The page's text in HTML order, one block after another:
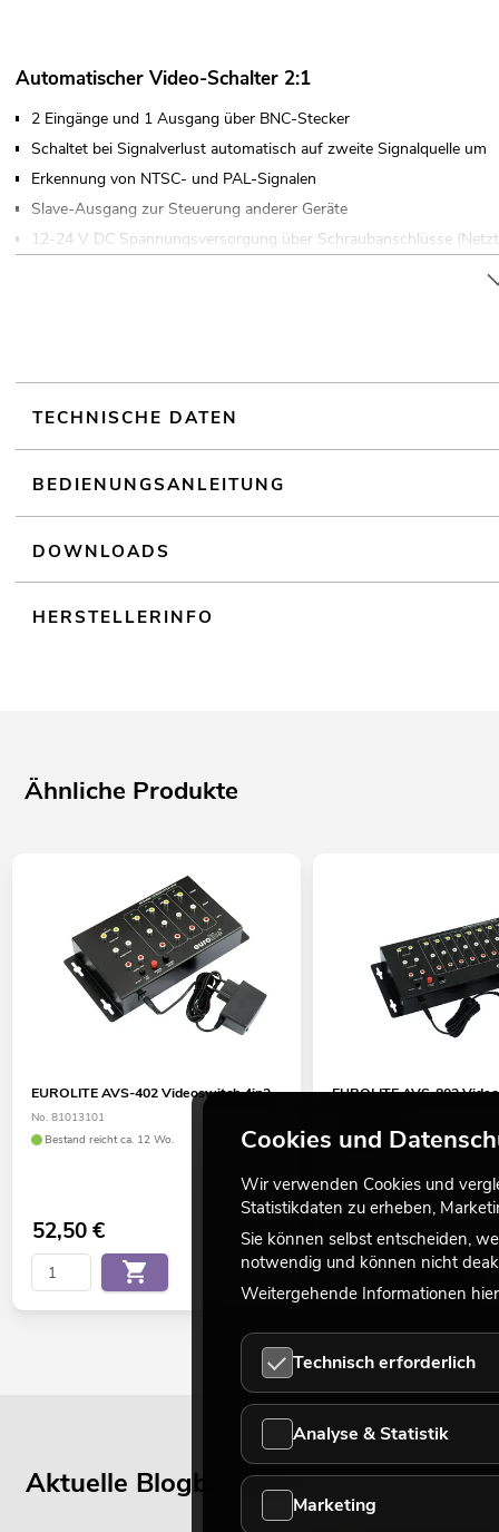
Automatischer Video-Schalter 2:1
2 Eingänge und 1 Ausgang über BNC-Stecker
Schaltet bei Signalverlust automatisch auf zweite Signalquelle um
Erkennung von NTSC- und PAL-Signalen
Slave-Ausgang zur Steuerung anderer Geräte
12-24 V DC Spannungsversorgung über Schraubanschlüsse
TECHNISCHE DATEN
BEDIENUNGSANLEITUNG
DOWNLOADS
HERSTELLERINFO
Ähnliche Produkte
EUROLITE AVS-402 Videoswitch 4in2
No. 81013101
Bestand reicht ca. 12 Wo.
52,50€
EUROLITE AVS-802
Bestand reicht ca. 12 Wo.
67,50€
Aktuelle Blogbeiträge
Cookies und
Wir verwenden Cookies und
Statistikdaten zu erheben,
Sie können selbst entscheiden,
notwendig und können nicht
Weitergehende Informationen
Technisch erforderlich
Analyse & Statistik
Marketing